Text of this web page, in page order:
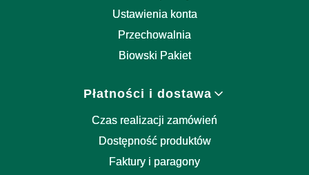
Ustawienia konta
Przechowalnia
Biowski Pakiet
Płatności i dostawa
Czas realizacji zamówień
Dostępność produktów
Faktury i paragony